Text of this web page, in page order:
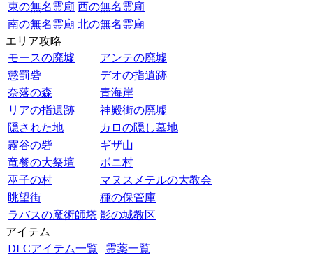
東の無名霊廟 西の無名霊廟
南の無名霊廟 北の無名霊廟
エリア攻略
モースの廃墟
アンテの廃墟
懲罰砦
デオの指遺跡
奈落の森
青海岸
リアの指遺跡
神殿街の廃墟
隠された地
カロの隠し墓地
霧谷の砦
ギザ山
竜餐の大祭壇
ボニ村
巫子の村
マヌスメテルの大教会
眺望街
種の保管庫
ラバスの魔術師塔 影の城教区
アイテム
DLCアイテム一覧
霊薬一覧